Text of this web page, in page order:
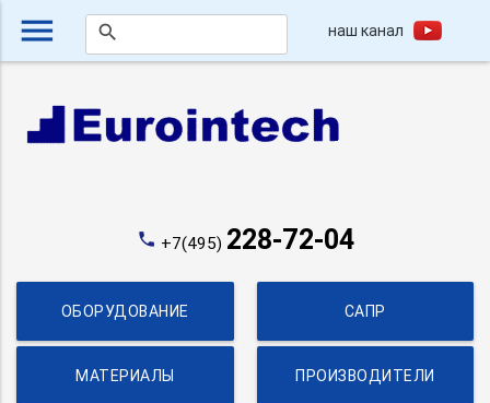
menu search наш канал
phone +7(495) 228-72-04
ОБОРУДОВАНИЕ САПР
МАТЕРИАЛЫ ПРОИЗВОДИТЕЛИ